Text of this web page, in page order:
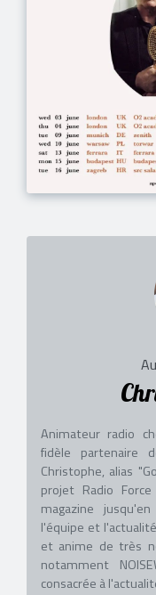
Animateur radio
fidèle partenaire
Christophe, alias
projet Radio
magazine
l'équipe et
et anime de très
notamment
consacrée à